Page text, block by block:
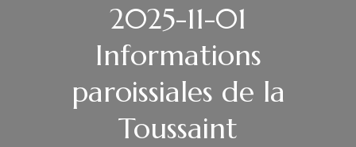
2025-11-01
Informations
paroissiales de la
Toussaint